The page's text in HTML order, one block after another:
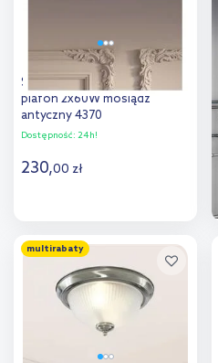
Searchlight American Diner
plafon 2x60W mosiądz
antyczny 4370
Dostępność: 24h!
230,00 zł
Dodaj do
porównania
multirabaty